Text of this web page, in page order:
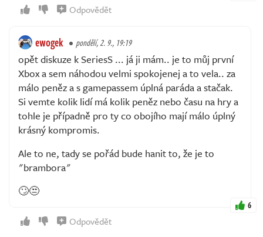
Odpovědět
ewogek pondělí, 2. 9., 19:19
opět diskuze k SeriesS ... já ji mám.. je to můj první
Xbox a sem náhodou velmi spokojenej a to vela.. za
málo peněz a s gamepassem úplná paráda a stačak.
Si vemte kolik lidí má kolik peněz nebo času na hry a
tohle je případně pro ty co obojího mají málo úplný
krásný kompromis.
Ale to ne, tady se pořád bude hanit to, že je to
"brambora"
🙄😒
6
Odpovědět